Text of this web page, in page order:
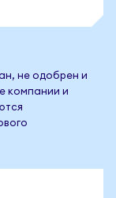
не одобрен и
компании и